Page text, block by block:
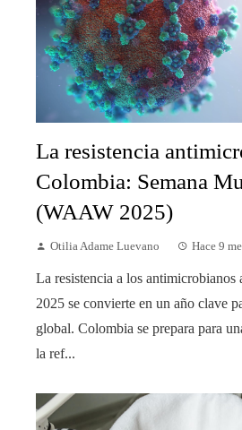
La resistencia
Colombia: Semana
(WAAW 2025)
Otilia Adame Luevano Hace 9
La resistencia a los antimicrobianos
2025 se convierte en un año clave
global. Colombia se prepara para
la ref...